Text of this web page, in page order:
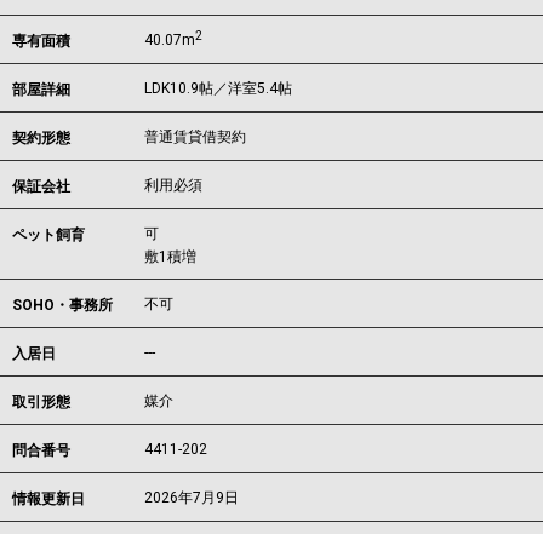
専有面積 40.07m2
部屋詳細 LDK10.9帖／洋室5.4帖
契約形態 普通賃貸借契約
保証会社 利用必須
ペット飼育
可
敷1積増
SOHO・事務所 不可
入居日 ---
取引形態 媒介
問合番号 4411-202
情報更新日 2026年7月9日